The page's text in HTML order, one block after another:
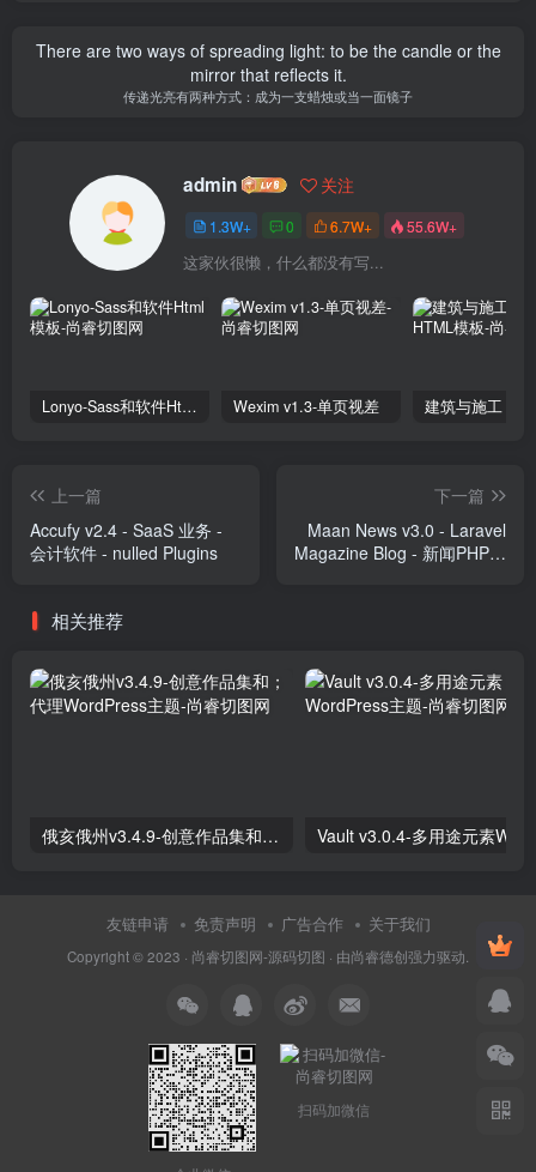
There are two ways of spreading light: to be the candle or the
mirror that reflects it.
传递光亮有两种方式：成为一支蜡烛或当一面镜子
admin 关注
1.3W+ 0 6.7W+ 55.6W+
这家伙很懒，什么都没有写...
Lonyo-Sass和软件Html模板 Wexim v1.3-单页视差
上一篇
Accufy v2.4 - SaaS 业务 -
会计软件 - nulled Plugins
下一篇
Maan News v3.0 - Laravel
Magazine Blog - 新闻PHP脚
相关推荐
俄亥俄州v3.4.9-创意作品集和；代理WordPress主题
友链申请 免责声明 广告合作 关于我们
Copyright © 2023 · 尚睿切图网-源码切图 · 由尚睿德创强力驱动.
扫码加微信